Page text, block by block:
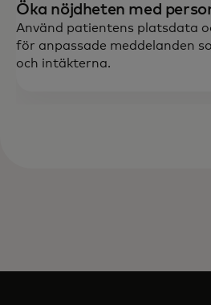
Öka nöjdheten med
Använd patientens platsdata
för anpassade meddelanden
och intäkterna.